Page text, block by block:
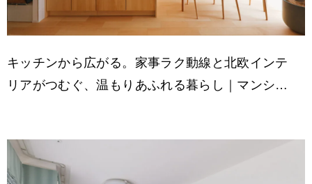
キッチンから広がる。家事ラク動線と北欧インテ
リアがつむぐ、温もりあふれる暮らし｜マンショ